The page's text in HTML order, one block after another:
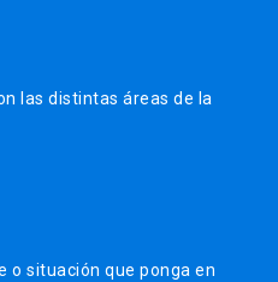
las distintas áreas de la
o situación que ponga en